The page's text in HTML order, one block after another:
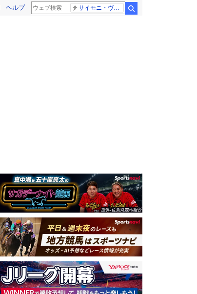
ヘルプ サイモニ・ヴニランギ 死去